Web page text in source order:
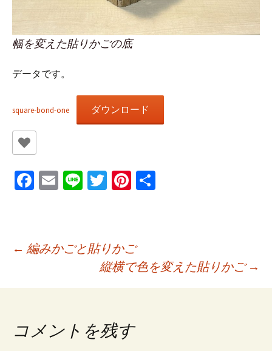
幅を変えた貼りかごの底
データです。
square-bond-one ダウンロード
Fa
o
o
E
Li T
er
Pi
es
t
投
稿
ナ
← 編みかごと貼りかご
縦横で色を変えた貼りかご →
コメントを残す